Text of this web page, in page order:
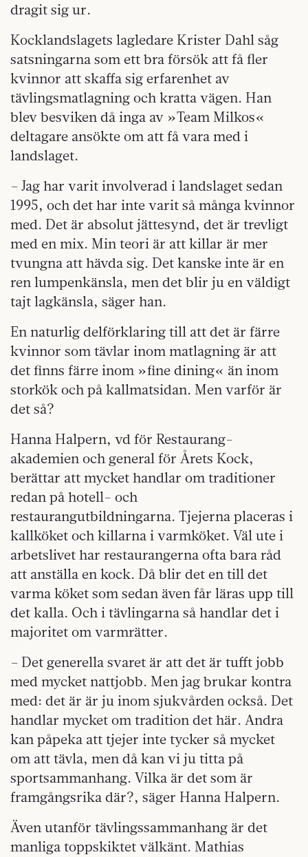
dragit sig ur.
Kocklandslagets lagledare Krister Dahl såg
satsningarna som ett bra försök att få fler
kvinnor att skaffa sig erfarenhet av
tävlingsmatlagning och kratta vägen. Han
blev besviken då inga av »Team Milkos«
deltagare ansökte om att få vara med i
landslaget.
– Jag har varit involverad i landslaget sedan
1995, och det har inte varit så många kvinnor
med. Det är absolut jättesynd, det är trevligt
med en mix. Min teori är att killar är mer
tvungna att hävda sig. Det kanske inte är en
ren lumpenkänsla, men det blir ju en väldigt
tajt lagkänsla, säger han.
En naturlig delförklaring till att det är färre
kvinnor som tävlar inom matlagning är att
det finns färre inom »fine dining« än inom
storkök och på kallmatsidan. Men varför är
det så?
Hanna Halpern, vd för Restaurang-
akademien och general för Årets Kock,
berättar att mycket handlar om traditioner
redan på hotell- och
restaurangutbildningarna. Tjejerna placeras i
kallköket och killarna i varmköket. Väl ute i
arbetslivet har restaurangerna ofta bara råd
att anställa en kock. Då blir det en till det
varma köket som sedan även får läras upp till
det kalla. Och i tävlingarna så handlar det i
majoritet om varmrätter.
– Det generella svaret är att det är tufft jobb
med mycket nattjobb. Men jag brukar kontra
med: det är är ju inom sjukvården också. Det
handlar mycket om tradition det här. Andra
kan påpeka att tjejer inte tycker så mycket
om att tävla, men då kan vi ju titta på
sportsammanhang. Vilka är det som är
framgångsrika där?, säger Hanna Halpern.
Även utanför tävlingssammanhang är det
manliga toppskiktet välkänt. Mathias